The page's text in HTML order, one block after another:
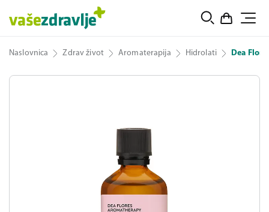
Naslovnica Zdrav život Aromaterapija Hidrolati Dea